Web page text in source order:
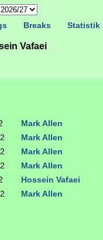
Breaks Statistik
Vafaei
Mark Allen
Mark Allen
Mark Allen
Mark Allen
Hossein Vafaei
Mark Allen